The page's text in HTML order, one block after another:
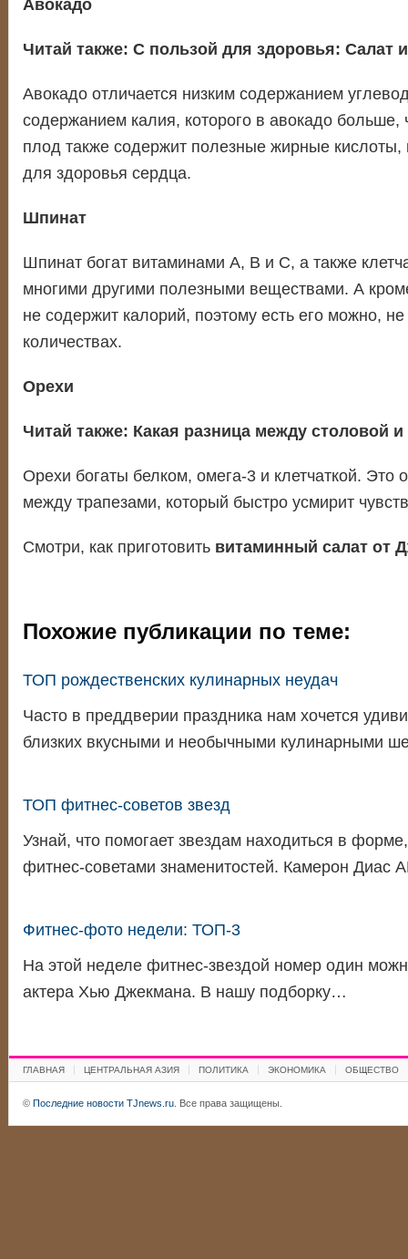
Авокадо
Читай также: С пользой для здоровья: Салат
Авокадо отличается низким содержанием
содержанием калия, которого в авокадо больше,
плод также содержит полезные жирные кислоты,
для здоровья сердца.
Шпинат
Шпинат богат витаминами A, B и C, а также
многими другими полезными веществами. А
не содержит калорий, поэтому есть его можно,
количествах.
Орехи
Читай также: Какая разница между столовой
Орехи богаты белком, омега-3 и клетчаткой. Это
между трапезами, который быстро усмирит
Смотри, как приготовить витаминный салат от
Похожие публикации по теме:
ТОП рождественских кулинарных неудач
Часто в преддверии праздника нам хочется
близких вкусными и необычными кулинарными
ТОП фитнес-советов звезд
Узнай, что помогает звездам находиться в
фитнес-советами знаменитостей. Камерон Диас
Фитнес-фото недели: ТОП-3
На этой неделе фитнес-звездой номер один
актера Хью Джекмана. В нашу подборку…
ГЛАВНАЯ ЦЕНТРАЛЬНАЯ АЗИЯ ПОЛИТИКА ЭКОНОМИКА ОБЩЕСТВО
© Последние новости TJnews.ru. Все права защищены.